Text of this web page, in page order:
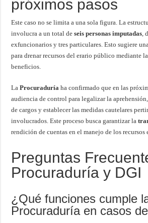
próximos pasos
Este caso no se limita a una sola figura. La
involucra a un total deseis personas imputadas,
exfuncionarios y tres particulares. Esto sugiere
para drenar recursos del erario público mediante
beneficios.
LaProcuraduría ha confirmado que en las
audiencia de control para legalizar la
de cargos y establecer las medidas cautelares
involucrados. Este proceso busca garantizar la
rendición de cuentas en el manejo de los recursos
Preguntas
Procuraduría y DGI
¿Qué funciones cumple
Procuraduría en casos